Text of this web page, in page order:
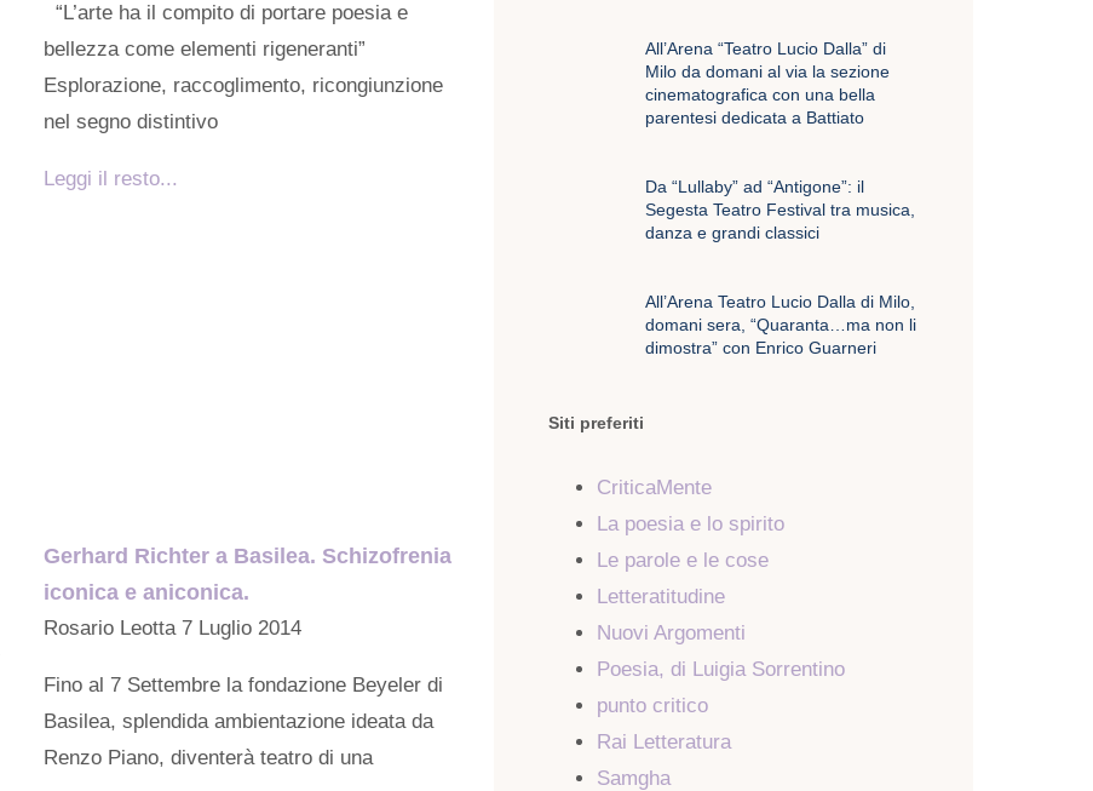
“L’arte ha il compito di portare poesia e
bellezza come elementi rigeneranti”
Esplorazione, raccoglimento, ricongiunzione
nel segno distintivo
Leggi il resto...
Gerhard Richter a Basilea. Schizofrenia
iconica e aniconica.
Rosario Leotta 7 Luglio 2014
Fino al 7 Settembre la fondazione Beyeler di
Basilea, splendida ambientazione ideata da
Renzo Piano, diventerà teatro di una
All’Arena “Teatro Lucio Dalla” di
Milo da domani al via la sezione
cinematografica con una bella
parentesi dedicata a Battiato
Da “Lullaby” ad “Antigone”: il
Segesta Teatro Festival tra musica,
danza e grandi classici
All’Arena Teatro Lucio Dalla di Milo,
domani sera, “Quaranta…ma non li
dimostra” con Enrico Guarneri
Siti preferiti
CriticaMente
La poesia e lo spirito
Le parole e le cose
Letteratitudine
Nuovi Argomenti
Poesia, di Luigia Sorrentino
punto critico
Rai Letteratura
Samgha